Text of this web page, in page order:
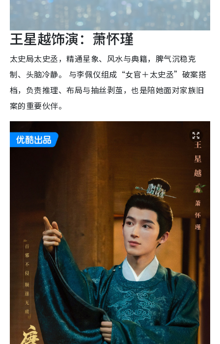
王星越饰演：萧怀瑾
太史局太史丞，精通星象、风水与典籍，脾气沉稳克
制、头脑冷静。 与李佩仪组成“女官＋太史丞”破案搭
档，负责推理、布局与抽丝剥茧，也是陪她面对家族旧
案的重要伙伴。